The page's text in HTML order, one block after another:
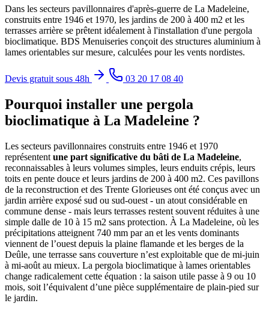
Dans les secteurs pavillonnaires d'après-guerre de La Madeleine,
construits entre 1946 et 1970, les jardins de 200 à 400 m2 et les
terrasses arrière se prêtent idéalement à l'installation d'une pergola
bioclimatique. BDS Menuiseries conçoit des structures aluminium à
lames orientables sur mesure, calculées pour les vents nordistes.
Devis gratuit sous 48h 03 20 17 08 40
Pourquoi installer une pergola
bioclimatique à La Madeleine ?
Les secteurs pavillonnaires construits entre 1946 et 1970
représentent une part significative du bâti de La Madeleine,
reconnaissables à leurs volumes simples, leurs enduits crépis, leurs
toits en pente douce et leurs jardins de 200 à 400 m2. Ces pavillons
de la reconstruction et des Trente Glorieuses ont été conçus avec un
jardin arrière exposé sud ou sud-ouest - un atout considérable en
commune dense - mais leurs terrasses restent souvent réduites à une
simple dalle de 10 à 15 m2 sans protection. À La Madeleine, où les
précipitations atteignent 740 mm par an et les vents dominants
viennent de l’ouest depuis la plaine flamande et les berges de la
Deûle, une terrasse sans couverture n’est exploitable que de mi-juin
à mi-août au mieux. La pergola bioclimatique à lames orientables
change radicalement cette équation : la saison utile passe à 9 ou 10
mois, soit l’équivalent d’une pièce supplémentaire de plain-pied sur
le jardin.